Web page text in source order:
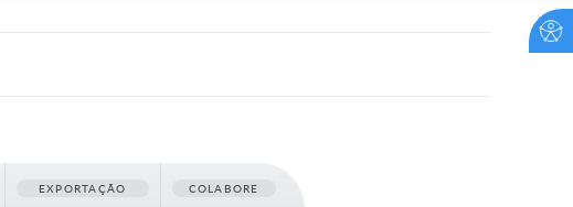
EXPORTAÇÃO COLABORE